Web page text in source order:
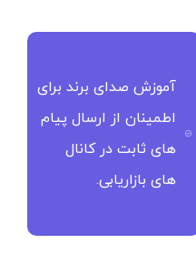
آموزش صدای برند برای
اطمینان از ارسال پیام
های ثابت در کانال
های بازاریابی.